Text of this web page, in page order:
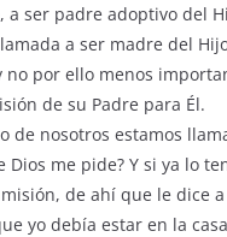
a ser padre adoptivo del
a ser madre del
no por ello menos
de su Padre para Él.
de nosotros estamos
Dios me pide? Y si ya lo
de ahí que le dice
yo debía estar en la